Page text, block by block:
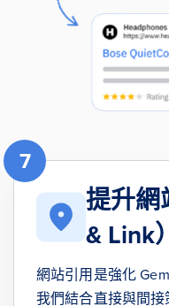
7
提升網
& Link）
網站引用是強化
我們結合直接與間